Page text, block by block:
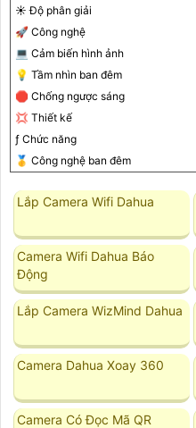
☀️ Độ phân giải
🚀 Công nghệ
💻 Cảm biến hình ảnh
💡 Tầm nhìn ban đêm
🛑 Chống ngược sáng
💢 Thiết kế
ƒ Chức năng
🥇️ Công nghệ ban đêm
Lắp Camera Wifi Dahua
Camera Wifi Dahua Báo
Động
Lắp Camera WizMind Dahua
Camera Dahua Xoay 360
Camera Có Đọc Mã QR